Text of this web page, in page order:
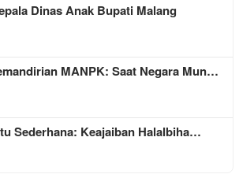
Dinas Anak Bupati Malang
MANPK: Saat Negara Mun…
Sederhana: Keajaiban Halalbiha…